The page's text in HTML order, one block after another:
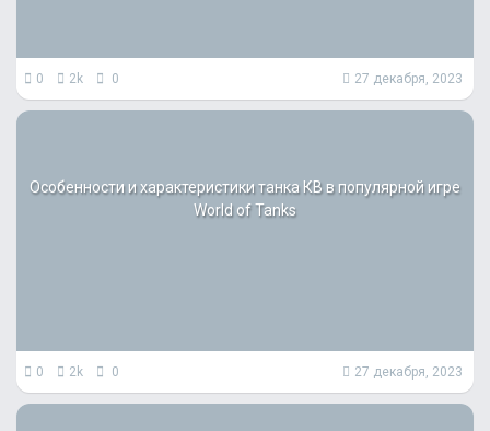
0 2k 0 27 декабря, 2023
Особенности и характеристики танка КВ в популярной игре
World of Tanks
0 2k 0 27 декабря, 2023